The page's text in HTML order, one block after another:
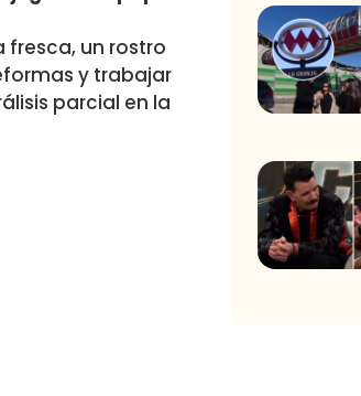
fresca, un rostro
y trabajar
parcial en la